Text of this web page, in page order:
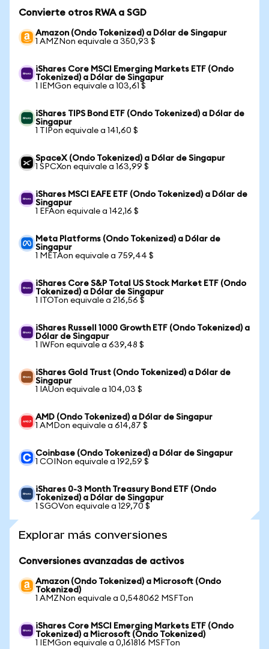
Convierte otros RWA a SGD
Amazon (Ondo Tokenized) a Dólar de Singapur
1 AMZNon equivale a 350,93 $
iShares Core MSCI Emerging Markets ETF (Ondo
Tokenized) a Dólar de Singapur
1 IEMGon equivale a 103,61 $
iShares TIPS Bond ETF (Ondo Tokenized) a Dólar de
Singapur
1 TIPon equivale a 141,60 $
SpaceX (Ondo Tokenized) a Dólar de Singapur
1 SPCXon equivale a 163,99 $
iShares MSCI EAFE ETF (Ondo Tokenized) a Dólar de
Singapur
1 EFAon equivale a 142,16 $
Meta Platforms (Ondo Tokenized) a Dólar de
Singapur
1 METAon equivale a 759,44 $
iShares Core S&P Total US Stock Market ETF (Ondo
Tokenized) a Dólar de Singapur
1 ITOTon equivale a 216,56 $
iShares Russell 1000 Growth ETF (Ondo Tokenized) a
Dólar de Singapur
1 IWFon equivale a 639,48 $
iShares Gold Trust (Ondo Tokenized) a Dólar de
Singapur
1 IAUon equivale a 104,03 $
AMD (Ondo Tokenized) a Dólar de Singapur
1 AMDon equivale a 614,87 $
Coinbase (Ondo Tokenized) a Dólar de Singapur
1 COINon equivale a 192,59 $
iShares 0-3 Month Treasury Bond ETF (Ondo
Tokenized) a Dólar de Singapur
1 SGOVon equivale a 129,70 $
Explorar más conversiones
Conversiones avanzadas de activos
Amazon (Ondo Tokenized) a Microsoft (Ondo
Tokenized)
1 AMZNon equivale a 0,548062 MSFTon
iShares Core MSCI Emerging Markets ETF (Ondo
Tokenized) a Microsoft (Ondo Tokenized)
1 IEMGon equivale a 0,161816 MSFTon